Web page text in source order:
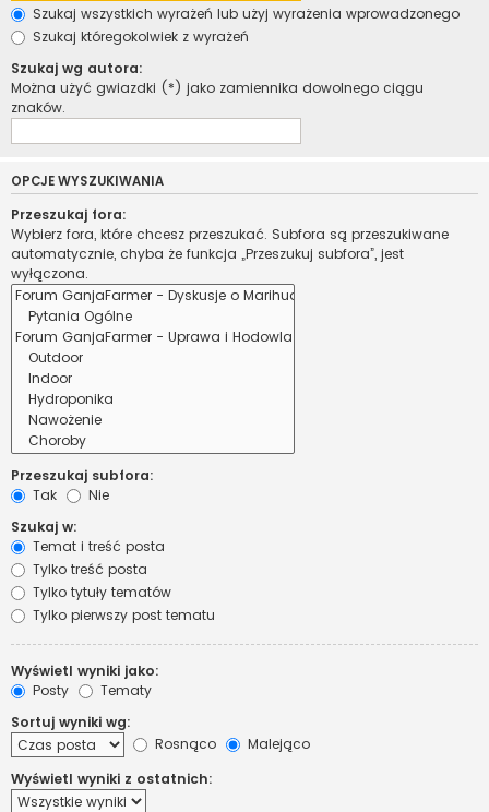
Szukaj wszystkich wyrażeń lub użyj wyrażenia wprowadzonego
Szukaj któregokolwiek z wyrażeń
Szukaj wg autora:
Można użyć gwiazdki (*) jako zamiennika dowolnego ciągu
znaków.
OPCJE WYSZUKIWANIA
Przeszukaj fora:
Wybierz fora, które chcesz przeszukać. Subfora są przeszukiwane
automatycznie, chyba że funkcja „Przeszukuj subfora”, jest
wyłączona.
Przeszukaj subfora:
Tak
Nie
Szukaj w:
Temat i treść posta
Tylko treść posta
Tylko tytuły tematów
Tylko pierwszy post tematu
Wyświetl wyniki jako:
Posty
Tematy
Sortuj wyniki wg:
Rosnąco
Malejąco
Wyświetl wyniki z ostatnich: